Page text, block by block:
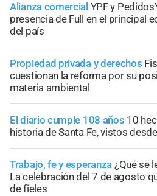
Alianza comercial YPF y
presencia de Full en el principal
del país
Propiedad privada y derechos
cuestionan la reforma por su
materia ambiental
El diario cumple 108 años 10
historia de Santa Fe, vistos
Trabajo, fe y esperanza ¿Qué se
La celebración del 7 de agosto
de fieles